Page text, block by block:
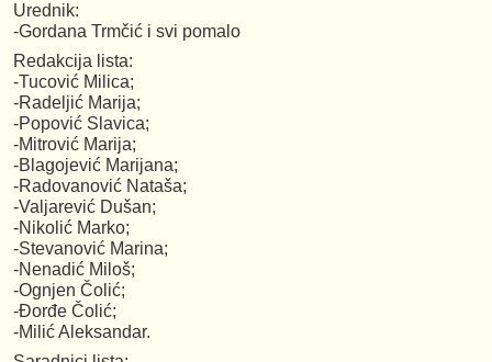
Urednik:
-Gordana Trmčić i svi pomalo
Redakcija lista:
-Tucović Milica;
-Radeljić Marija;
-Popović Slavica;
-Mitrović Marija;
-Blagojević Marijana;
-Radovanović Nataša;
-Valjarević Dušan;
-Nikolić Marko;
-Stevanović Marina;
-Nenadić Miloš;
-Ognjen Čolić;
-Đorđe Čolić;
-Milić Aleksandar.